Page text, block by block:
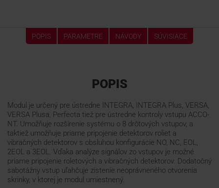
POPIS PARAMETRE NÁVODY SÚVISIACE
POPIS
Modul je určený pre ústredne INTEGRA, INTEGRA Plus, VERSA,
VERSA Plusa, Perfecta tiež pre ústredne kontroly vstupu ACCO-
NT. Umožňuje rozšírenie systému o 8 drôtových vstupov, a
taktiež umožňuje priame pripojenie detektorov roliet a
vibračných detektorov s obsluhou konfigurácie NO, NC, EOL,
2EOL a 3EOL. Vďaka analýze signálov zo vstupov je možné
priame pripojenie roletových a vibračných detektorov. Dodatočný
sabotážny vstup uľahčuje zistenie neoprávneného otvorenia
skrinky, v ktorej je modul umiestnený.